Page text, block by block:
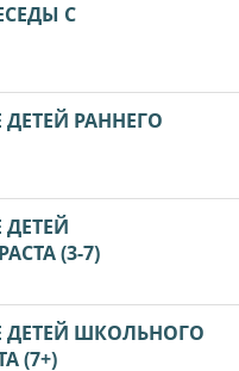
С
РАННЕГО
(3-7)
ДЕТЕЙ ШКОЛЬНОГО
(7+)